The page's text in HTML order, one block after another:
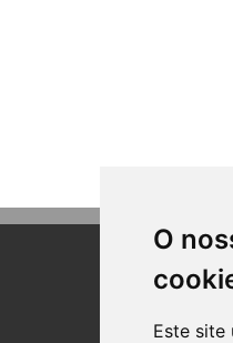
O
Este site
BOM
RIO